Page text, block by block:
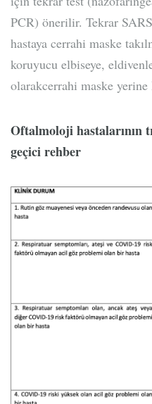
PCR) önerilir. Tekrar
hastaya cerrahi maske
koruyucu elbiseye,
olarakcerrahi maske yerine
Oftalmoloji hastalarının
geçici rehber